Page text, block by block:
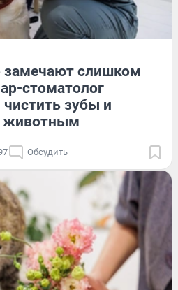
замечают слишком
стоматолог
чистить зубы и
животным
Обсудить